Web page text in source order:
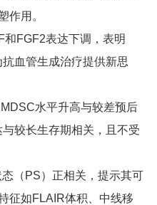
作用。
FGF2表达下调，表明
血管生成治疗提供新思
水平升高与较差预后
较长生存期相关，且不受
（PS）正相关，提示其可
征如FLAIR体积、中线移